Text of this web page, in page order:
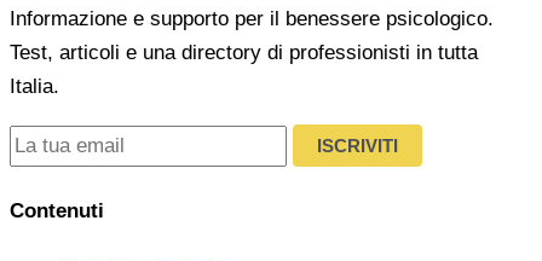
Informazione e supporto per il benessere psicologico.
Test, articoli e una directory di professionisti in tutta
Italia.
ISCRIVITI
Contenuti